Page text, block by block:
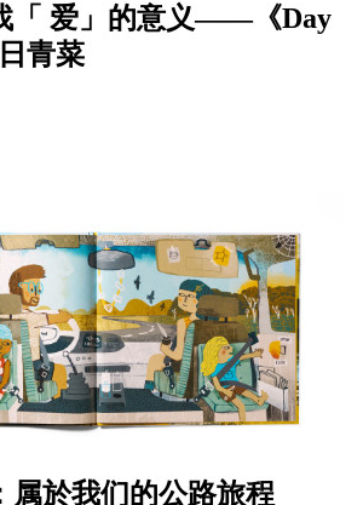
「 爱」的意义——《Day
青菜
属於我们的公路旅程